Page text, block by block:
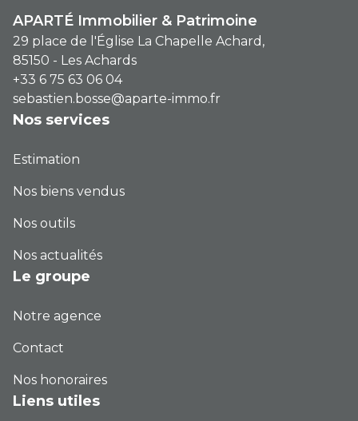
entièrement les lieux et de créer un
espace à votre image. Ce bien vous
séduira par : - Sa situation privilégiée en
centre-ville - Sa visibilité et son passage -
L'absence de copropriété - Son potentiel
d'aménagement et de valorisation - Ses
multiples possibilités d'exploitation
APARTÉ Immobilier & Patrimoine
29 place de l'Église La Chapelle Achard,
85150 - Les Achards
+33 6 75 63 06 04
sebastien.bosse@aparte-immo.fr
Nos services
Estimation
Nos biens vendus
Nos outils
Nos actualités
Le groupe
Notre agence
Contact
Nos honoraires
Liens utiles